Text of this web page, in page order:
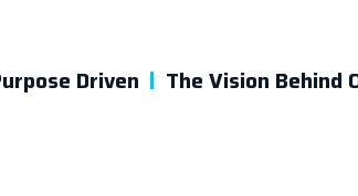
Driven The Vision Behind